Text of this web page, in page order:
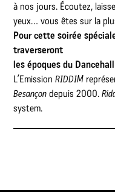
à nos jours. Écoutez,
yeux… vous êtes sur la
Pour cette soirée
traverseront
les époques du
L’EmissionRIDDIM
Besançon depuis 2000.
system.